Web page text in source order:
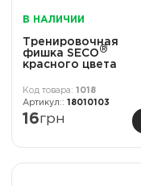
В НАЛИЧИИ
Тренировочная
фишка SECO®
красного цвета
1018
18010103
16грн